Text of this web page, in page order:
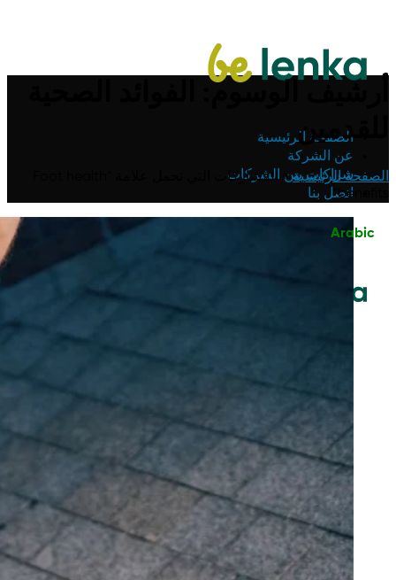
الصفحة الرئيسية
عن الشركة
شراكات بين الشركات
اتصل بنا
Arabic
للقدمين
الصفحة الرئيسية»
benefits"